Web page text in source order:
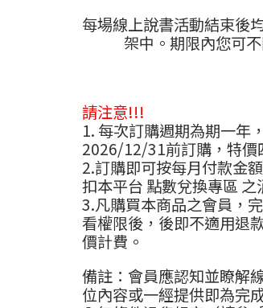
每場線上說書活動結束後
架中。期限內您可
請注意!!!
1. 每次訂購週期為期一年
2026/12/31前訂購，特價
2.訂購即可按每月付款金
扣本平台 點數兌換專區之
3.凡購買本商品之會員，
看權限後，後即不適用退
價計費。
備註：會員應認知並瞭解
位內容或一經提供即為完